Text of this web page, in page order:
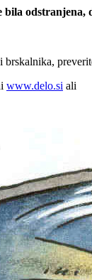
odstranjena,
www.delo.si ali